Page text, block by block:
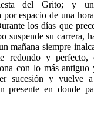
del Grito; y
por espacio de una
los días que
suspende su carrera,
mañana siempre
redondo y
con lo más antiguo
sucesión y vuelve
presente en donde